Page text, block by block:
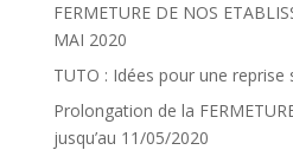
FERMETURE DE NOS
MAI 2020
TUTO : Idées pour une
Prolongation de la
jusqu’au 11/05/2020